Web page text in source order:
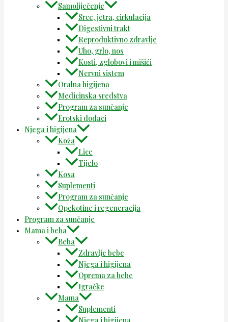
Samoliječenje
Srce, jetra, cirkulacija
Digestivni trakt
Reproduktivno zdravlje
Uho, grlo, nos
Kosti, zglobovi i mišići
Nervni sistem
Oralna higijena
Medicinska sredstva
Program za sunčanje
Erotski dodaci
Njega i higijena
Koža
Lice
Tijelo
Kosa
Suplementi
Program za sunčanje
Opekotine i regeneracija
Program za sunčanje
Mama i beba
Beba
Zdravlje bebe
Njega i higijena
Oprema za bebe
Igračke
Mama
Suplementi